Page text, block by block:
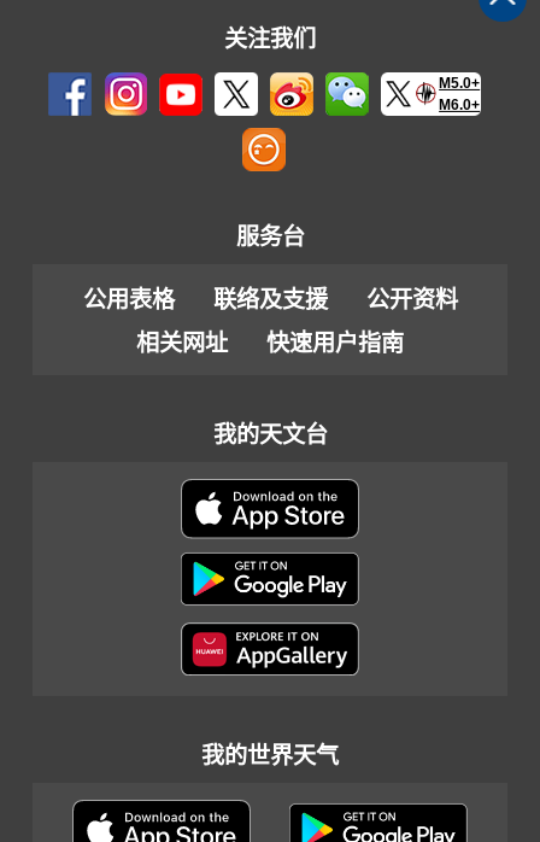
关注我们
M5.0+
M6.0+
服务台
公用表格 联络及支援
公开资料
相关网址
快速用户指南
我的天文台
我的世界天气